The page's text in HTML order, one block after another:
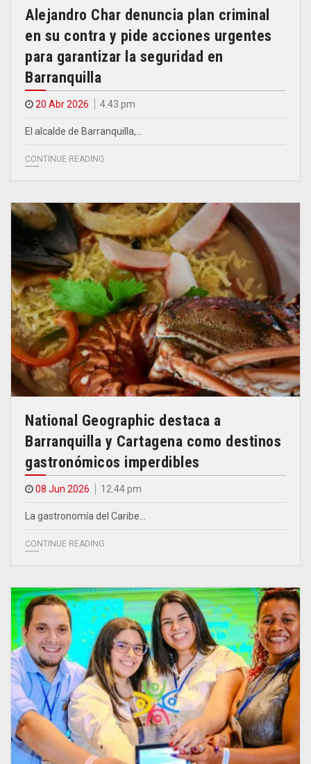
Alejandro Char denuncia plan criminal
en su contra y pide acciones urgentes
para garantizar la seguridad en
Barranquilla
20 Abr 2026 4.43 pm
El alcalde de Barranquilla,…
CONTINUE READING
National Geographic destaca a
Barranquilla y Cartagena como destinos
gastronómicos imperdibles
08 Jun 2026 12.44 pm
La gastronomía del Caribe…
CONTINUE READING